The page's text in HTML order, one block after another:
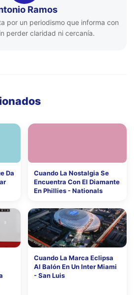
Ramos
por un periodismo que informa con
perder claridad ni cercanía.
Da
Cuando La Nostalgia Se
Encuentra Con El Diamante
En Phillies - Nationals
Cuando La Marca Eclipsa
Al Balón En Un Inter Miami
- San Luis